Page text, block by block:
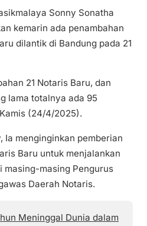
Sonny Sonatha
kemarin ada penambahan
dilantik di Bandung pada 21
21 Notaris Baru, dan
lama totalnya ada 95
(24/4/2025).
Ia menginginkan pemberian
Baru untuk menjalankan
masing-masing Pengurus
Daerah Notaris.
Meninggal Dunia dalam